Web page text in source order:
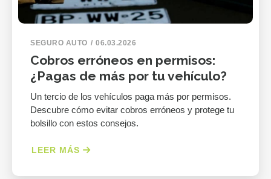
SEGURO AUTO 06.03.2026
Cobros erróneos en permisos:
¿Pagas de más por tu vehículo?
Un tercio de los vehículos paga más por permisos.
Descubre cómo evitar cobros erróneos y protege tu
bolsillo con estos consejos.
LEER MÁS